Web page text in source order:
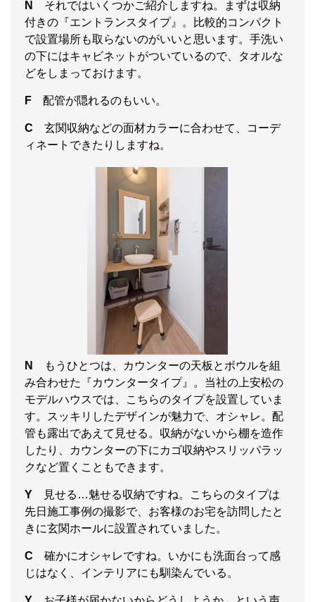
N
それではいくつかご紹介しますね。まずは収納
付きの『エントランスタイプ』。比較的コンパクト
で設置場所も取らないのがいいと思います。手洗い
の下にはキャビネットがついているので、タオルな
どをしまっておけます。
F 配管が隠れるのもいい。
C 玄関収納などの面材カラーに合わせて、コーデ
ィネートできたりしますね。
N
もうひとつは、カウンターの天板とボウルを組
み合わせた『カウンタータイプ』。当社の上安松の
モデルハウスでは、こちらのタイプを設置していま
す。スッキリしたデザインが魅力で、オシャレ。配
管も露出であえて見せる。収納がないから棚を造作
したり、カウンターの下にカゴ収納やスリッパラッ
クなど置くこともできます。
Y 見せる…魅せる収納ですね。こちらのタイプは
先日施工事例の撮影で、お客様のお宅を訪問したと
きに玄関ホールに設置されていました。
C 確かにオシャレですね。いかにも洗面台って感
じはなく、インテリアにも馴染んでいる。